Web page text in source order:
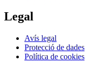
Legal
Avís legal
Protecció de dades
Política de cookies